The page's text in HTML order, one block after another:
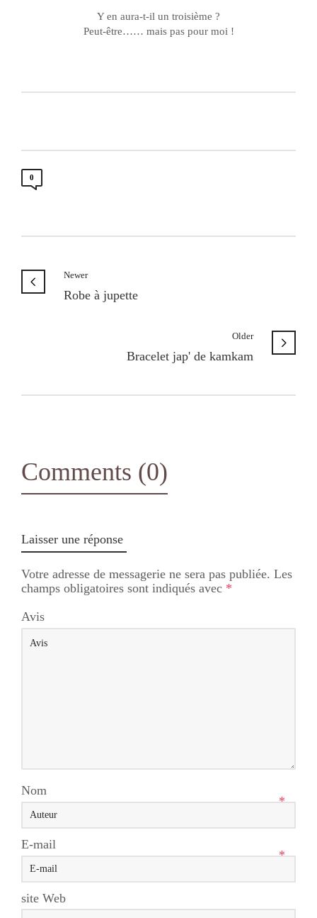
Y en aura-t-il un troisième ?
Peut-être…… mais pas pour moi !
0
Newer
Robe à jupette
Older
Bracelet jap' de kamkam
Comments (0)
Laisser une réponse
Votre adresse de messagerie ne sera pas publiée. Les
champs obligatoires sont indiqués avec *
Avis
Nom
*
E-mail
*
site Web